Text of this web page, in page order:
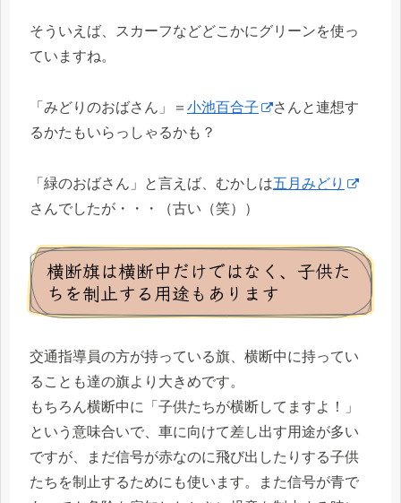
そういえば、スカーフなどどこかにグリーンを使っ
ていますね。
「みどりのおばさん」＝ 小池百合子
さんと連想す
るかたもいらっしゃるかも？
「緑のおばさん」と言えば、むかしは五月みどり
さんでしたが・・・（古い（笑））
横断旗は横断中だけではなく、子供た
ちを制止する用途もあります
交通指導員の方が持っている旗、横断中に持ってい
ることも達の旗より大きめです。
もちろん横断中に「子供たちが横断してますよ！」
という意味合いで、車に向けて差し出す用途が多い
ですが、まだ信号が赤なのに飛び出したりする子供
たちを制止するためにも使います。また信号が青で